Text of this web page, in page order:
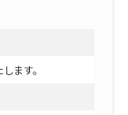
ます。